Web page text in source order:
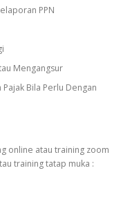
PPN
Mengangsur
Bila Perlu Dengan
online atau training zoom
training tatap muka :